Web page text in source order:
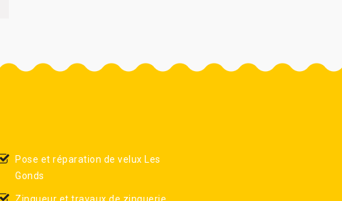
Pose et réparation de velux Les
Gonds